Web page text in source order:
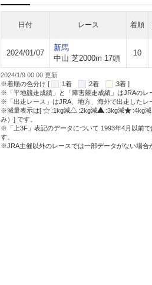
日付 レース 着順
2024/01/07
新馬
中山 芝2000m 17頭
10
2024/1/9 00:00 更新
※着順の色分け [
:1着 :2着
:3着 ]
※「平地競走成績」と「障害競走成績」はJRAのレ
※「出走レース」はJRA、地方、海外で出走したレ
※減量表示は[
:1kg減 :2kg減 :3kg減 :4kg
み）] です。
※「上3F」表記のデータについて 1993年4月以前
す。
※JRA主催以外のレースでは一部データがない場合